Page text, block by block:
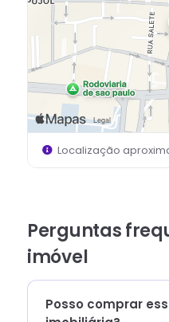
Localização
Perguntas
imóvel
Posso comprar